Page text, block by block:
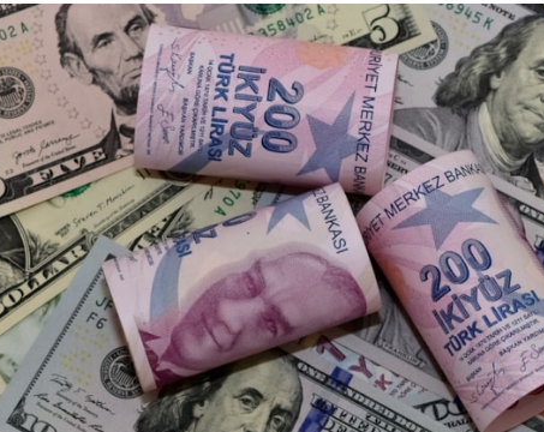
Döviz kurları yeni güne
yeniden 42 lirayı aşarken,
bulunuyor. İşte döviz